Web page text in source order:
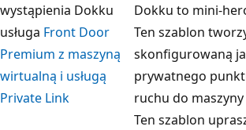
wystąpienia Dokku
Dokku to mini-
usługa Front Door
Premium z maszyną
wirtualną i usługą
Private Link
Ten szablon
skonfigurowaną
prywatnego
ruchu do
Ten szablon